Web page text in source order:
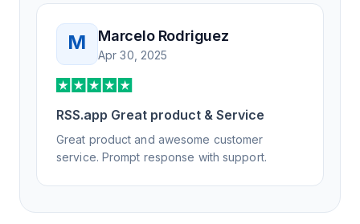
M Marcelo Rodriguez
Apr 30, 2025
RSS.app Great product & Service
Great product and awesome customer
service. Prompt response with support.